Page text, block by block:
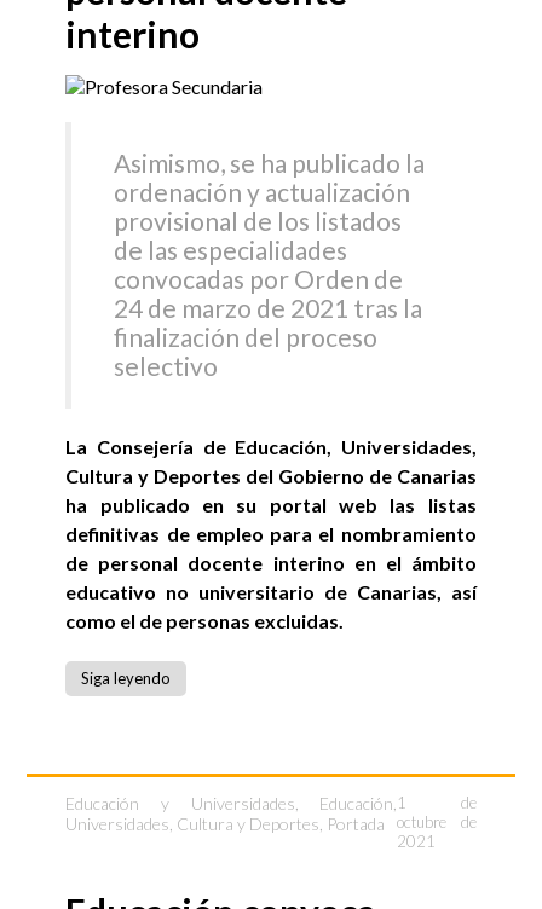
interino
Asimismo, se ha publicado la
ordenación y actualización
provisional de los listados
de las especialidades
convocadas por Orden de
24 de marzo de 2021 tras la
finalización del proceso
selectivo
La Consejería de Educación, Universidades,
Cultura y Deportes del Gobierno de Canarias
ha publicado en su portal web las listas
definitivas de empleo para el nombramiento
de personal docente interino en el ámbito
educativo no universitario de Canarias, así
como el de personas excluidas.
Siga leyendo
Educación y Universidades
Educación,
Universidades, Cultura y Deportes Portada
1 de
octubre de
2021